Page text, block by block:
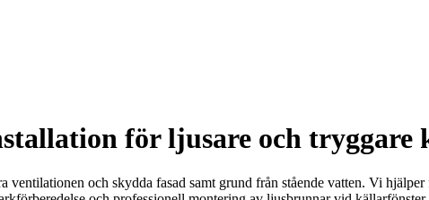
för ljusare och tryggare
och skydda fasad samt grund från stående vatten. Vi